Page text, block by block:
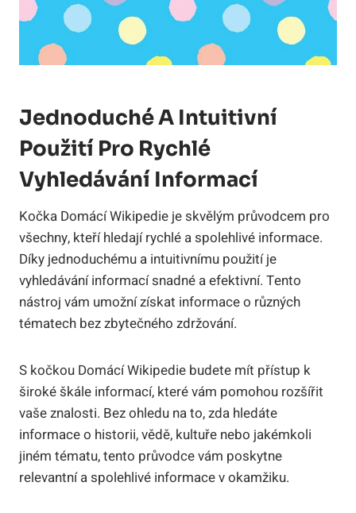
Jednoduché A Intuitivní
Použití Pro Rychlé
Vyhledávání Informací
Kočka Domácí Wikipedie je skvělým průvodcem pro
všechny, kteří hledají rychlé a spolehlivé informace.
Díky jednoduchému a intuitivnímu použití je
vyhledávání informací snadné a efektivní. Tento
nástroj vám umožní získat informace o různých
tématech bez zbytečného zdržování.
S kočkou Domácí Wikipedie budete mít přístup k
široké škále informací, které vám pomohou rozšířit
vaše znalosti. Bez ohledu na to, zda hledáte
informace o historii, vědě, kultuře nebo jakémkoli
jiném tématu, tento průvodce vám poskytne
relevantní a spolehlivé informace v okamžiku.